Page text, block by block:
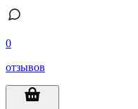
0
отзывов